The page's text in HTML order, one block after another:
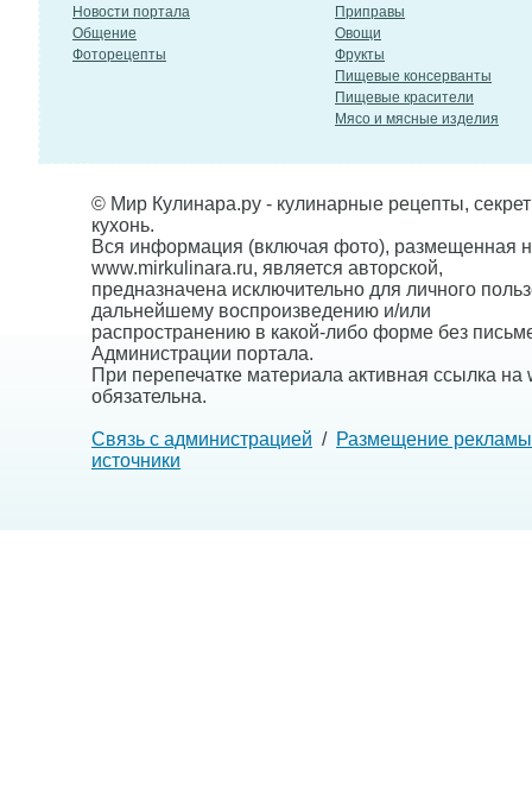
Новости портала
Общение
Фоторецепты
Приправы
Овощи
Фрукты
Пищевые консерванты
Пищевые красители
Мясо и мясные изделия
© Мир Кулинара.ру - кулинарные рецепты,
кухонь.
Вся информация (включая фото), размещенная
www.mirkulinara.ru, является авторской,
предназначена исключительно для личного
дальнейшему воспроизведению и/или
распространению в какой-либо форме без
Администрации портала.
При перепечатке материала активная ссылка на
обязательна.
Связь с администрацией / Размещение рекламы
источники